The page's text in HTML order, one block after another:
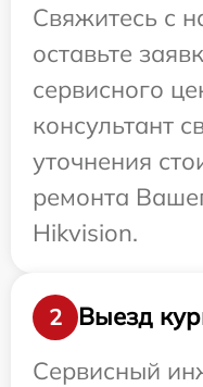
Свяжитесь с
оставьте
сервисного
консультант
уточнения
ремонта
Hikvision.
2
Выезд
Сервисный